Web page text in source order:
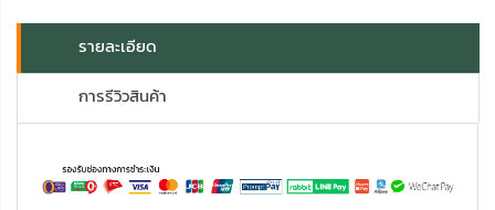
รายละเอียด
การรีวิวสินค้า